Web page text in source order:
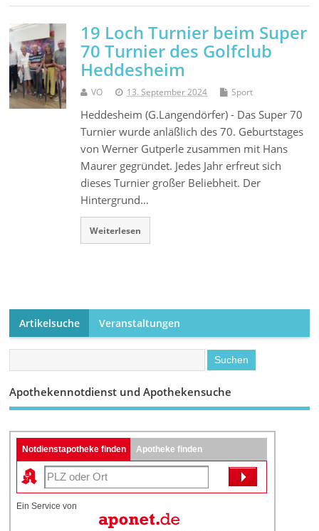
19 Loch Turnier beim Super
70 Turnier des Golfclub
Heddesheim
VO 13. September 2024 Sport
Heddesheim (G.Langendörfer) - Das Super 70
Turnier wurde anläßlich des 70. Geburtstages
von Werner Gutperle zusammen mit Hans
Maurer gegründet. Jedes Jahr erfreut sich
dieses Turnier großer Beliebheit. Der
Hintergrund…
Weiterlesen
Artikelsuche Veranstaltungen
Apothekennotdienst und Apothekensuche
Notdienstapotheke finden Apotheke finden
Ein Service von